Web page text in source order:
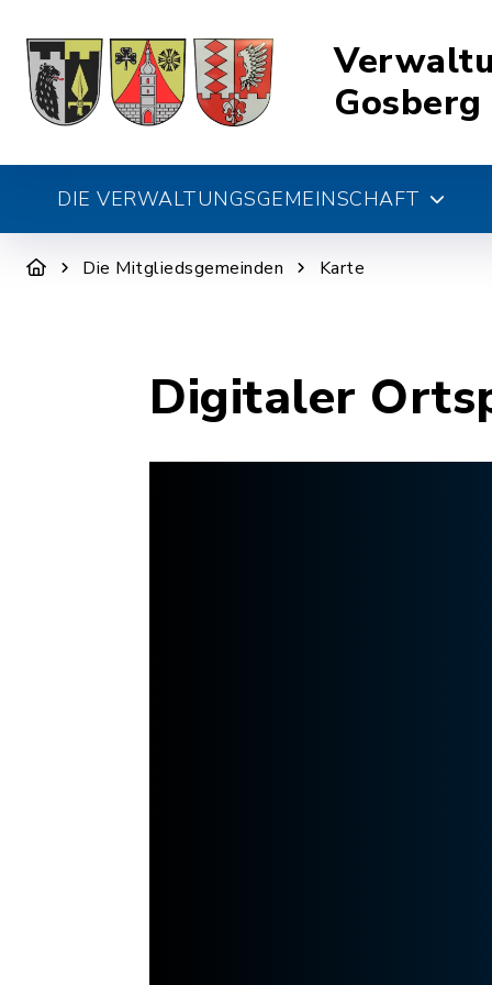
Gosberg
DIE VERWALTUNGSGEMEINSCHAFT
Die Mitgliedsgemeinden Karte
Digitaler